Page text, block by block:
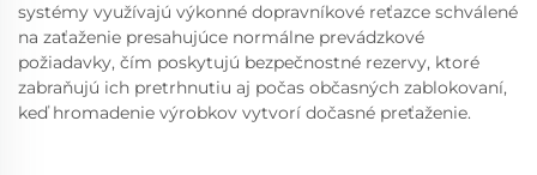
systémy využívajú výkonné dopravníkové reťazce schválené
na zaťaženie presahujúce normálne prevádzkové
požiadavky, čím poskytujú bezpečnostné rezervy, ktoré
zabraňujú ich pretrhnutiu aj počas občasných zablokovaní,
keď hromadenie výrobkov vytvorí dočasné preťaženie.